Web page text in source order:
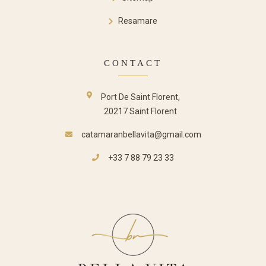
Resamare
CONTACT
Port De Saint Florent,
20217 Saint Florent
catamaranbellavita@gmail.com
+33 7 88 79 23 33